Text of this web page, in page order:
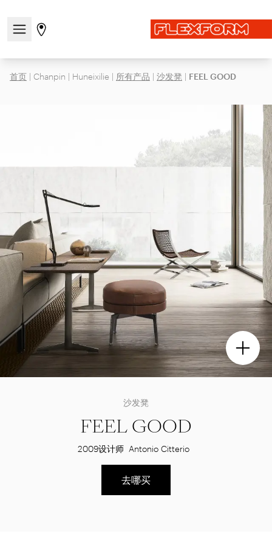
打开/关闭导航菜单
前往商店页面
首页 | Chanpin | Huneixilie | 所有产品 | 沙发凳 | FEEL GOOD
沙发凳
FEEL GOOD
2009设计师 Antonio Citterio
去哪买